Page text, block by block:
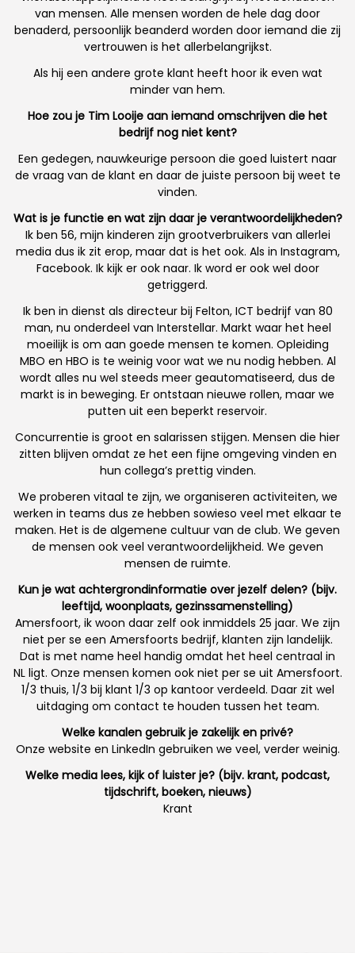
van mensen. Alle mensen worden de hele dag door
benaderd, persoonlijk beanderd worden door iemand die zij
vertrouwen is het allerbelangrijkst.
Als hij een andere grote klant heeft hoor ik even wat
minder van hem.
Hoe zou je Tim Looije aan iemand omschrijven die het
bedrijf nog niet kent?
Een gedegen, nauwkeurige persoon die goed luistert naar
de vraag van de klant en daar de juiste persoon bij weet te
vinden.
Wat is je functie en wat zijn daar je verantwoordelijkheden?
Ik ben 56, mijn kinderen zijn grootverbruikers van allerlei
media dus ik zit erop, maar dat is het ook. Als in Instagram,
Facebook. Ik kijk er ook naar. Ik word er ook wel door
getriggerd.
Ik ben in dienst als directeur bij Felton, ICT bedrijf van 80
man, nu onderdeel van Interstellar. Markt waar het heel
moeilijk is om aan goede mensen te komen. Opleiding
MBO en HBO is te weinig voor wat we nu nodig hebben. Al
wordt alles nu wel steeds meer geautomatiseerd, dus de
markt is in beweging. Er ontstaan nieuwe rollen, maar we
putten uit een beperkt reservoir.
Concurrentie is groot en salarissen stijgen. Mensen die hier
zitten blijven omdat ze het een fijne omgeving vinden en
hun collegaʼs prettig vinden.
We proberen vitaal te zijn, we organiseren activiteiten, we
werken in teams dus ze hebben sowieso veel met elkaar te
maken. Het is de algemene cultuur van de club. We geven
de mensen ook veel verantwoordelijkheid. We geven
mensen de ruimte.
Kun je wat achtergrondinformatie over jezelf delen? (bijv.
leeftijd, woonplaats, gezinssamenstelling)
Amersfoort, ik woon daar zelf ook inmiddels 25 jaar. We zijn
niet per se een Amersfoorts bedrijf, klanten zijn landelijk.
Dat is met name heel handig omdat het heel centraal in
NL ligt. Onze mensen komen ook niet per se uit Amersfoort.
1/3 thuis, 1/3 bij klant 1/3 op kantoor verdeeld. Daar zit wel
uitdaging om contact te houden tussen het team.
Welke kanalen gebruik je zakelijk en privé?
Onze website en LinkedIn gebruiken we veel, verder weinig.
Welke media lees, kijk of luister je? (bijv. krant, podcast,
tijdschrift, boeken, nieuws)
Krant